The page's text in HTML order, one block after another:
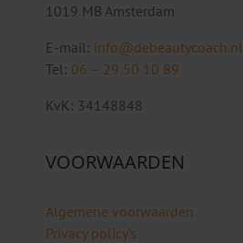
1019 MB Amsterdam
E-mail: info@debeautycoach.nl
Tel: 06 – 29 50 10 89
KvK: 34148848
VOORWAARDEN
Algemene voorwaarden
Privacy policy’s